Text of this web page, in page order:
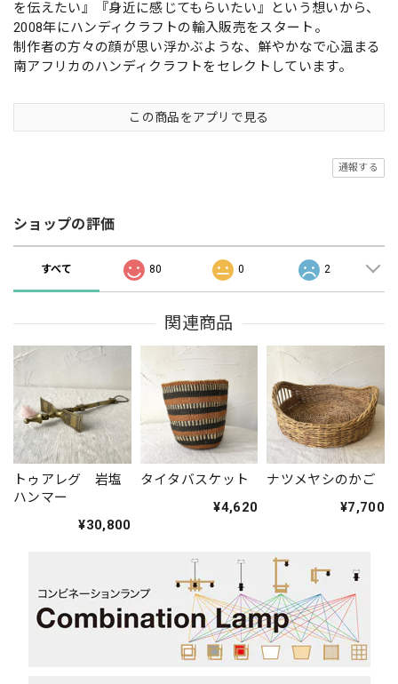
を伝えたい』『身近に感じてもらいたい』という想いから、
2008年にハンディクラフトの輸入販売をスタート。
制作者の方々の顔が思い浮かぶような、鮮やかなで心温まる
南アフリカのハンディクラフトをセレクトしています。
この商品をアプリで見る
通報する
ショップの評価
すべて 80 0 2
関連商品
トゥアレグ 岩塩
ハンマー
¥30,800
タイタバスケット
¥4,620
ナツメヤシのかご
¥7,700